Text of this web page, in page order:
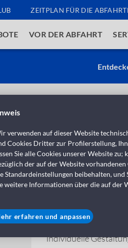
ZEITPLAN FÜR DIE
VOR DER ABFAHRT
Flexibilität:
GNV gewährleistet
Bord und bietet
und ihrer Gäste
Individuelle
verwenden auf dieser Website
Cookies Dritter zur Profilerstellung,
Sie alle Cookies unserer Website
der auf der Website
Standardeinstellungen beibehalten,
weitere Informationen über die auf der
erfahren und anpassen